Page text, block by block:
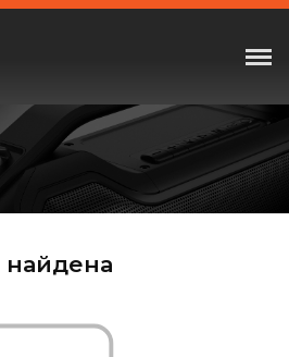
найдена